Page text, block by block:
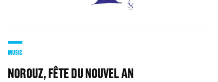
MUSIC
NOROUZ, FÊTE DU NOUVEL AN